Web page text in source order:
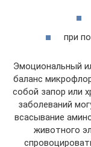
при
Эмоциональный
баланс
собой запор или
заболеваний
всасывание
животного